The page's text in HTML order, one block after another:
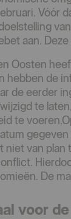
Vóór
aan.
Oosten
hebben de
de eerder
te
te
niet van
De
voor